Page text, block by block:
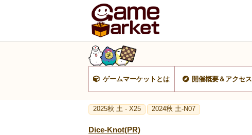
ゲームマーケットとは 開催概要＆アクセス
2025秋 土 - X25 2024秋 土-N07
Dice-Knot(PR)